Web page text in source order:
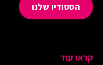
הסטודיו שלנו
קראו עוד